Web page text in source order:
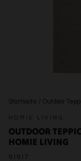
Startseite / Outdoor
HOMIE LIVING
OUTDOOR
HOMIE LIVING
91917